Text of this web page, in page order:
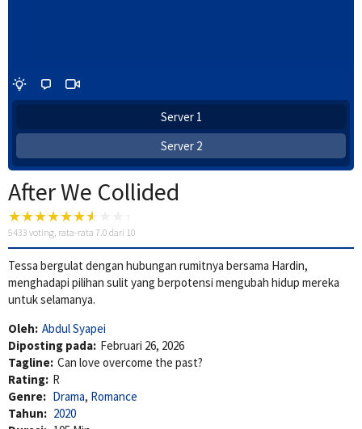
Server 1
Server 2
After We Collided
5433 voting, rata-rata 7.0 dari 10
Tessa bergulat dengan hubungan rumitnya bersama Hardin,
menghadapi pilihan sulit yang berpotensi mengubah hidup mereka
untuk selamanya.
Oleh: Abdul Syapei
Diposting pada: Februari 26, 2026
Tagline: Can love overcome the past?
Rating: R
Genre: Drama, Romance
Tahun: 2020